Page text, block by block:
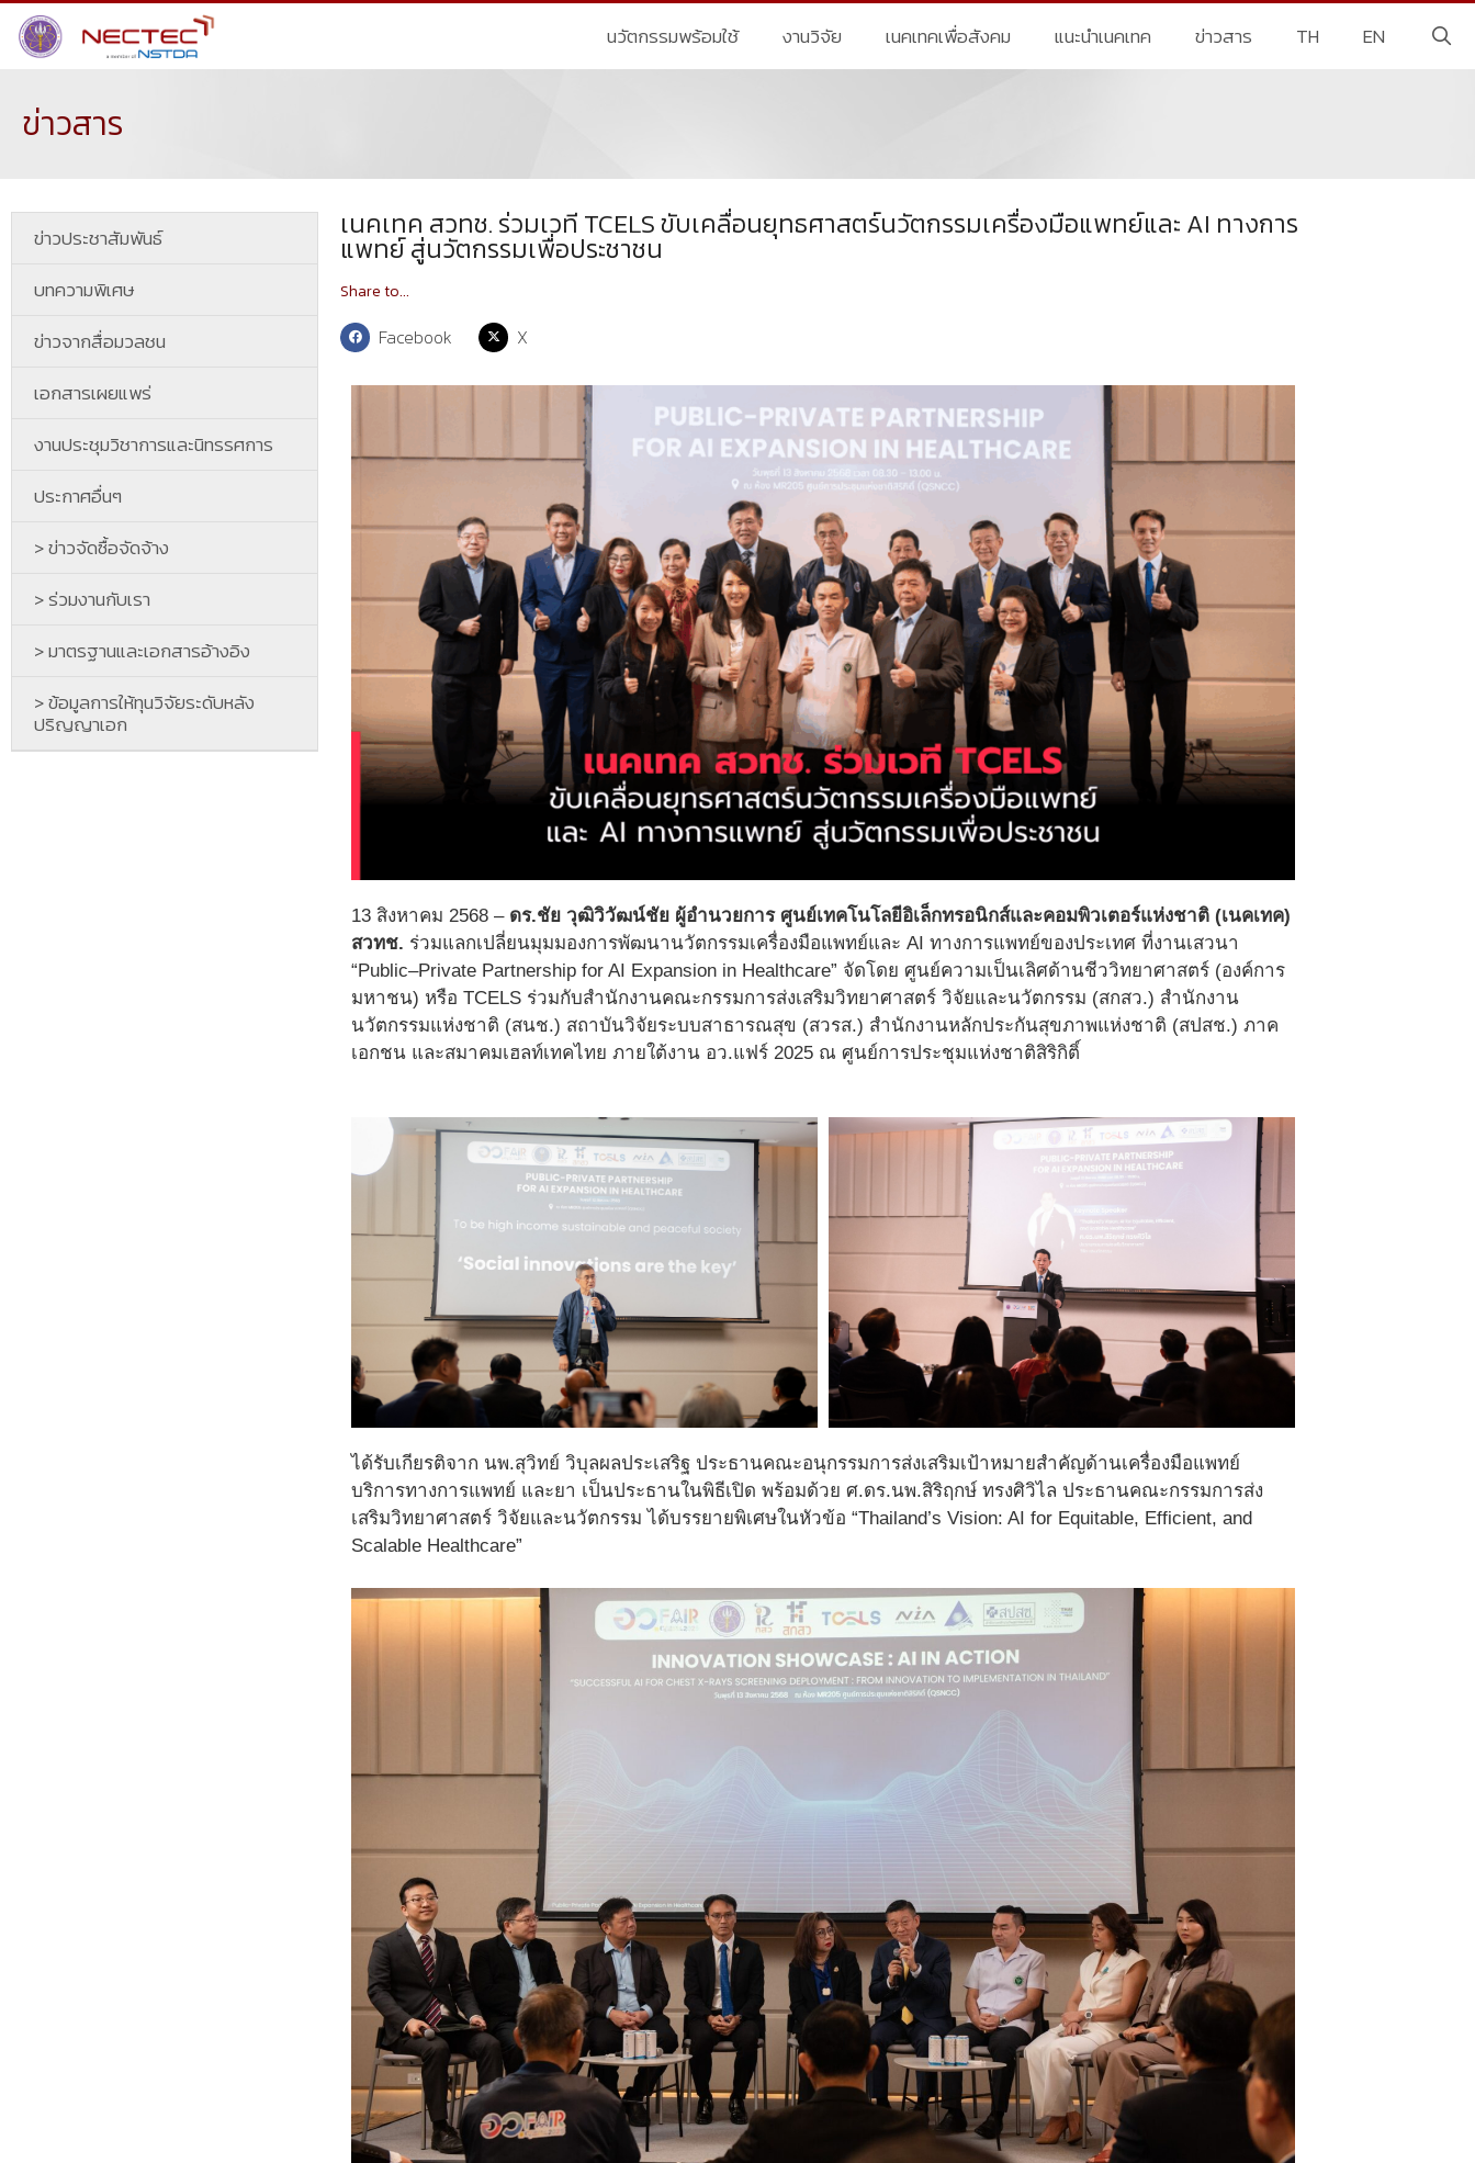
นวัตกรรมพร้อมใช้ งานวิจัย เนคเทคเพื่อสังคม แนะนำเนคเทค ข่าวสาร TH EN
ข่าวสาร
ข่าวประชาสัมพันธ์
บทความพิเศษ
ข่าวจากสื่อมวลชน
เอกสารเผยแพร่
งานประชุมวิชาการและนิทรรศการ
ประกาศอื่นๆ
> ข่าวจัดซื้อจัดจ้าง
> ร่วมงานกับเรา
> มาตรฐานและเอกสารอ้างอิง
> ข้อมูลการให้ทุนวิจัยระดับหลัง
ปริญญาเอก
เนคเทค สวทช. ร่วมเวที TCELS ขับเคลื่อนยุทธศาสตร์นวัตกรรมเครื่องมือแพทย์และ AI ทางการ
แพทย์ สู่นวัตกรรมเพื่อประชาชน
Share to...
Facebook X
13 สิงหาคม 2568 – ดร.ชัย วุฒิวิวัฒน์ชัย ผู้อำนวยการ ศูนย์เทคโนโลยีอิเล็กทรอนิกส์และคอมพิวเตอร์แห่งชาติ (เนคเทค)
สวทช. ร่วมแลกเปลี่ยนมุมมองการพัฒนานวัตกรรมเครื่องมือแพทย์และ AI ทางการแพทย์ของประเทศ ที่งานเสวนา
“Public–Private Partnership for AI Expansion in Healthcare” จัดโดย ศูนย์ความเป็นเลิศด้านชีววิทยาศาสตร์ (องค์การ
มหาชน) หรือ TCELS ร่วมกับสำนักงานคณะกรรมการส่งเสริมวิทยาศาสตร์ วิจัยและนวัตกรรม (สกสว.) สำนักงาน
นวัตกรรมแห่งชาติ (สนช.) สถาบันวิจัยระบบสาธารณสุข (สวรส.) สำนักงานหลักประกันสุขภาพแห่งชาติ (สปสช.) ภาค
เอกชน และสมาคมเฮลท์เทคไทย ภายใต้งาน อว.แฟร์ 2025 ณ ศูนย์การประชุมแห่งชาติสิริกิติ์
ได้รับเกียรติจาก นพ.สุวิทย์ วิบุลผลประเสริฐ ประธานคณะอนุกรรมการส่งเสริมเป้าหมายสำคัญด้านเครื่องมือแพทย์
บริการทางการแพทย์ และยา เป็นประธานในพิธีเปิด พร้อมด้วย ศ.ดร.นพ.สิริฤกษ์ ทรงศิวิไล ประธานคณะกรรมการส่ง
เสริมวิทยาศาสตร์ วิจัยและนวัตกรรม ได้บรรยายพิเศษในหัวข้อ “Thailand’s Vision: AI for Equitable, Efficient, and
Scalable Healthcare”